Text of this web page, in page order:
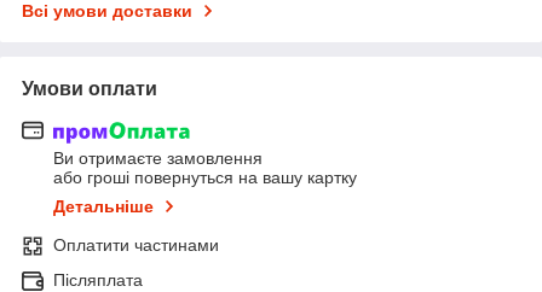
Всі умови доставки
Умови оплати
Ви отримаєте замовлення
або гроші повернуться на вашу картку
Детальніше
Оплатити частинами
Післяплата